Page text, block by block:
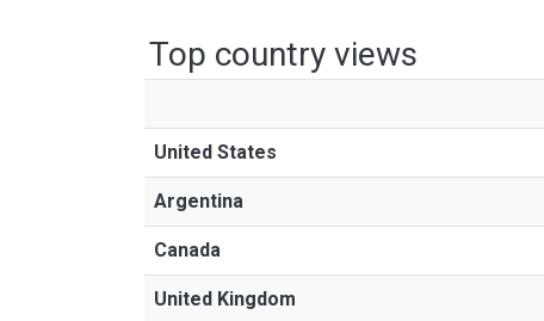
Top country views
United States
Argentina
Canada
United Kingdom